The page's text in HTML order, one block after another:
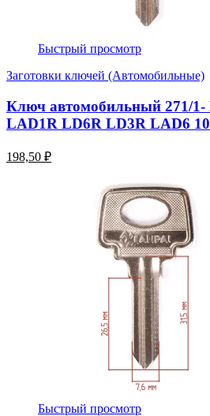
Быстрый просмотр
Заготовки ключей (Автомобильные)
Ключ автомобильный 271/
LAD1R LD6R LD3R LAD6
198,50 ₽
Быстрый просмотр